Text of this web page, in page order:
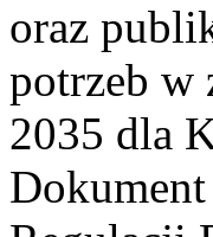
oraz
potrzeb w
2035 dla
Dokument